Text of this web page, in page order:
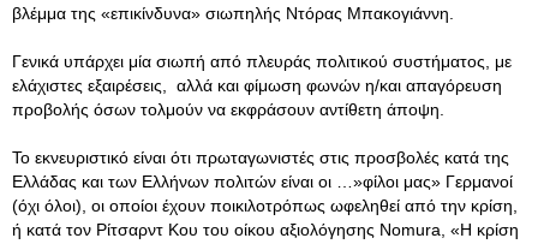
βλέμμα της «επικίνδυνα» σιωπηλής Ντόρας Μπακογιάννη.
Γενικά υπάρχει μία σιωπή από πλευράς πολιτικού συστήματος, με
ελάχιστες εξαιρέσεις, αλλά και φίμωση φωνών η/και απαγόρευση
προβολής όσων τολμούν να εκφράσουν αντίθετη άποψη.
Το εκνευριστικό είναι ότι πρωταγωνιστές στις προσβολές κατά της
Ελλάδας και των Ελλήνων πολιτών είναι οι …»φίλοι μας» Γερμανοί
(όχι όλοι), οι οποίοι έχουν ποικιλοτρόπως ωφεληθεί από την κρίση,
ή κατά τον Ρίτσαρντ Κου του οίκου αξιολόγησης Nomura, «Η κρίση